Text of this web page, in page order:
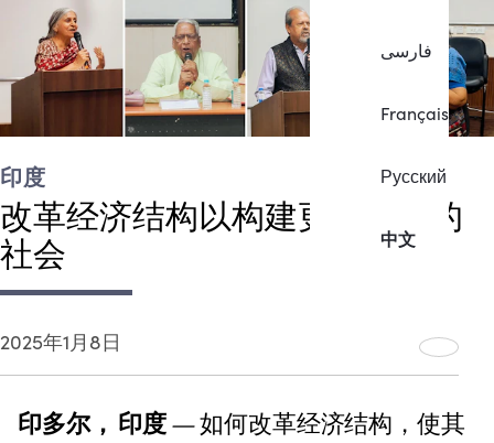
فارسی
Français
Русский
中文
印度
改革经济结构以构建更为关爱的
社会
2025年1月8日
印多尔， 印度— 如何改革经济结构，使其